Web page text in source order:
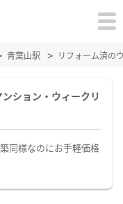
青葉山駅 リフォーム済の
ション・ウィークリ
同様なのにお手軽価格